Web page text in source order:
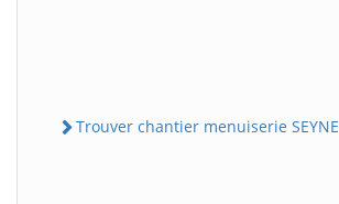
Trouver chantier menuiserie SEYNE